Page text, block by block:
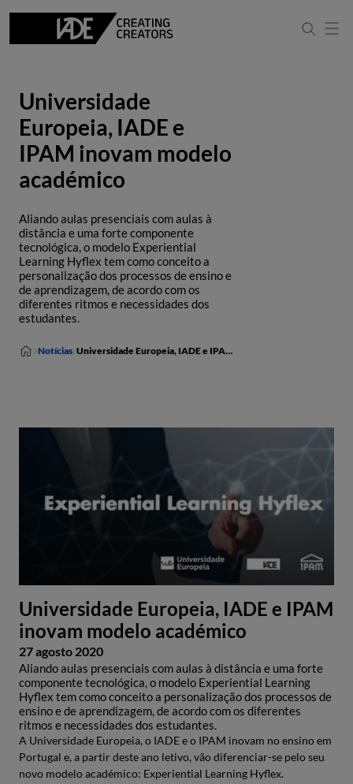
Universidade
Europeia, IADE e
IPAM inovam modelo
académico
Aliando aulas presenciais com aulas à
distância e uma forte componente
tecnológica, o modelo Experiential
Learning Hyflex tem como conceito a
personalização dos processos de ensino e
de aprendizagem, de acordo com os
diferentes ritmos e necessidades dos
estudantes.
Notícias Universidade Europeia, IADE e IPAM inovam modelo académico
Universidade Europeia, IADE e IPAM
inovam modelo académico
27 agosto 2020
Aliando aulas presenciais com aulas à distância e uma forte
componente tecnológica, o modelo Experiential Learning
Hyflex tem como conceito a personalização dos processos de
ensino e de aprendizagem, de acordo com os diferentes
ritmos e necessidades dos estudantes.
A Universidade Europeia, o IADE e o IPAM inovam no ensino em
Portugal e, a partir deste ano letivo, vão diferenciar-se pelo seu
novo modelo académico: Experiential Learning Hyflex.